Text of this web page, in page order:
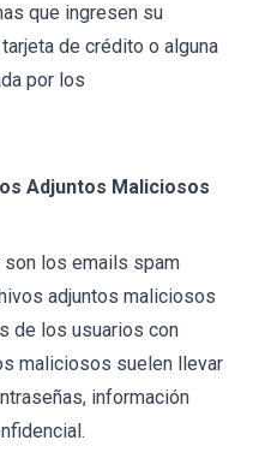
que ingresen su
de crédito o alguna
por los
Adjuntos Maliciosos
son los emails spam
adjuntos maliciosos
de los usuarios con
maliciosos suelen llevar
información